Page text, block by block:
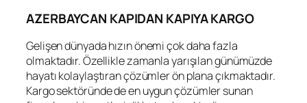
AZERBAYCAN KAPIDAN KAPIYA KARGO
Gelişen dünyada hızın önemi çok daha fazla
olmaktadır. Özellikle zamanla yarışılan günümüzde
hayatı kolaylaştıran çözümler ön plana çıkmaktadır.
Kargo sektöründe de en uygun çözümler sunan